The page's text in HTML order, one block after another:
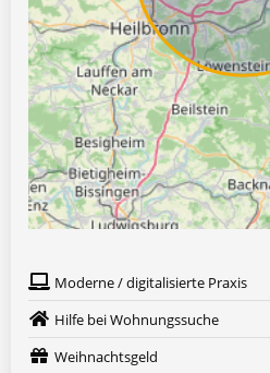
Moderne / digitalisierte Praxis
Hilfe bei Wohnungssuche
Weihnachtsgeld